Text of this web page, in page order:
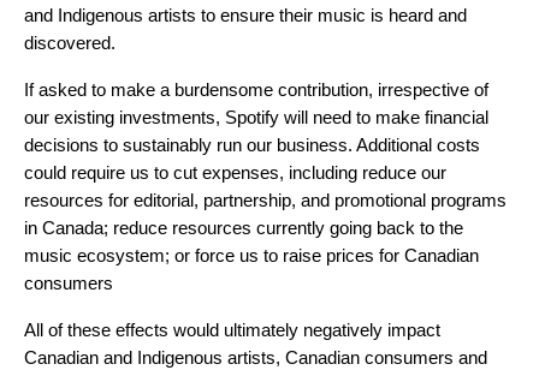
and Indigenous artists to ensure their music is heard and
discovered.
If asked to make a burdensome contribution, irrespective of
our existing investments, Spotify will need to make financial
decisions to sustainably run our business. Additional costs
could require us to cut expenses, including reduce our
resources for editorial, partnership, and promotional programs
in Canada; reduce resources currently going back to the
music ecosystem; or force us to raise prices for Canadian
consumers
All of these effects would ultimately negatively impact
Canadian and Indigenous artists, Canadian consumers and